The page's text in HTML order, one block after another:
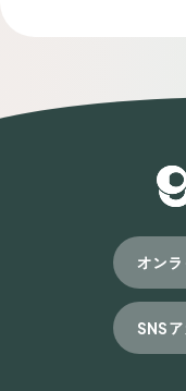
オン
SNS